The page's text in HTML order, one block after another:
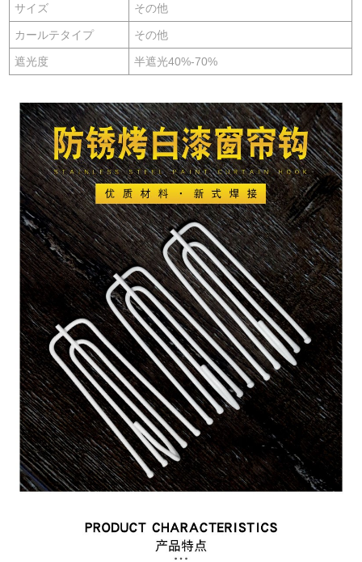
サイズ その他
カールテタイプ その他
遮光度 半遮光40%-70%